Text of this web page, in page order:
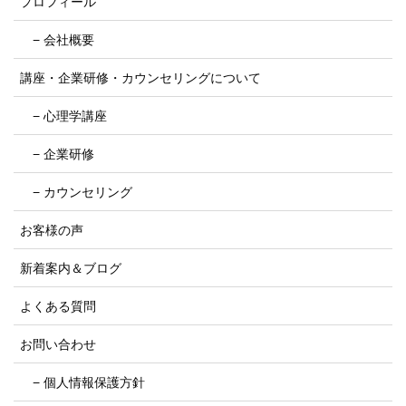
− 会社概要
講座・企業研修・カウンセリングについて
− 心理学講座
− 企業研修
− カウンセリング
お客様の声
新着案内＆ブログ
よくある質問
お問い合わせ
− 個人情報保護方針